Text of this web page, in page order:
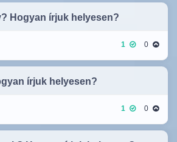
Hogyan írjuk helyesen?
1 0
írjuk helyesen?
1 0